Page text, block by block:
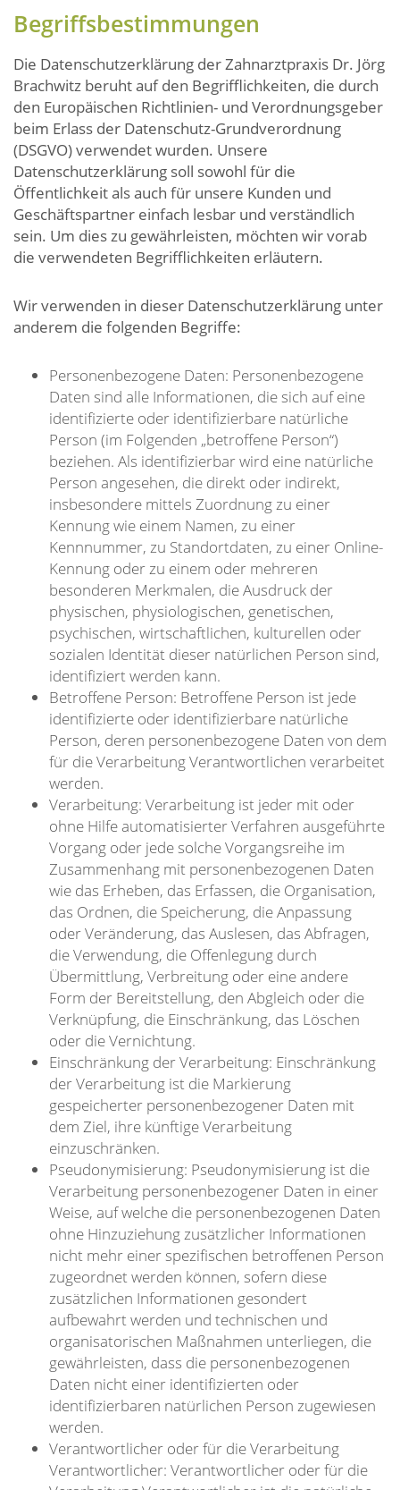
Begriffsbestimmungen
Die Datenschutzerklärung der Zahnarztpraxis Dr. Jörg
Brachwitz beruht auf den Begrifflichkeiten, die durch
den Europäischen Richtlinien- und Verordnungsgeber
beim Erlass der Datenschutz-Grundverordnung
(DSGVO) verwendet wurden. Unsere
Datenschutzerklärung soll sowohl für die
Öffentlichkeit als auch für unsere Kunden und
Geschäftspartner einfach lesbar und verständlich
sein. Um dies zu gewährleisten, möchten wir vorab
die verwendeten Begrifflichkeiten erläutern.
Wir verwenden in dieser Datenschutzerklärung unter
anderem die folgenden Begriffe:
Personenbezogene Daten: Personenbezogene
Daten sind alle Informationen, die sich auf eine
identifizierte oder identifizierbare natürliche
Person (im Folgenden „betroffene Person“)
beziehen. Als identifizierbar wird eine natürliche
Person angesehen, die direkt oder indirekt,
insbesondere mittels Zuordnung zu einer
Kennung wie einem Namen, zu einer
Kennnummer, zu Standortdaten, zu einer Online-
Kennung oder zu einem oder mehreren
besonderen Merkmalen, die Ausdruck der
physischen, physiologischen, genetischen,
psychischen, wirtschaftlichen, kulturellen oder
sozialen Identität dieser natürlichen Person sind,
identifiziert werden kann.
Betroffene Person: Betroffene Person ist jede
identifizierte oder identifizierbare natürliche
Person, deren personenbezogene Daten von dem
für die Verarbeitung Verantwortlichen verarbeitet
werden.
Verarbeitung: Verarbeitung ist jeder mit oder
ohne Hilfe automatisierter Verfahren ausgeführte
Vorgang oder jede solche Vorgangsreihe im
Zusammenhang mit personenbezogenen Daten
wie das Erheben, das Erfassen, die Organisation,
das Ordnen, die Speicherung, die Anpassung
oder Veränderung, das Auslesen, das Abfragen,
die Verwendung, die Offenlegung durch
Übermittlung, Verbreitung oder eine andere
Form der Bereitstellung, den Abgleich oder die
Verknüpfung, die Einschränkung, das Löschen
oder die Vernichtung.
Einschränkung der Verarbeitung: Einschränkung
der Verarbeitung ist die Markierung
gespeicherter personenbezogener Daten mit
dem Ziel, ihre künftige Verarbeitung
einzuschränken.
Pseudonymisierung: Pseudonymisierung ist die
Verarbeitung personenbezogener Daten in einer
Weise, auf welche die personenbezogenen Daten
ohne Hinzuziehung zusätzlicher Informationen
nicht mehr einer spezifischen betroffenen Person
zugeordnet werden können, sofern diese
zusätzlichen Informationen gesondert
aufbewahrt werden und technischen und
organisatorischen Maßnahmen unterliegen, die
gewährleisten, dass die personenbezogenen
Daten nicht einer identifizierten oder
identifizierbaren natürlichen Person zugewiesen
werden.
Verantwortlicher oder für die Verarbeitung
Verantwortlicher: Verantwortlicher oder für die